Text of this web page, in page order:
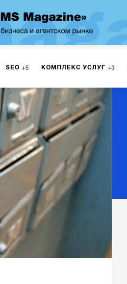
SEO 5 КОМПЛЕКС УСЛУГ 3
СЕРВИСА 3
МЕНЕДЖМЕНТ